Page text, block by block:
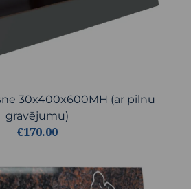
30x400x600MH (ar pilnu
gravējumu)
€170.00